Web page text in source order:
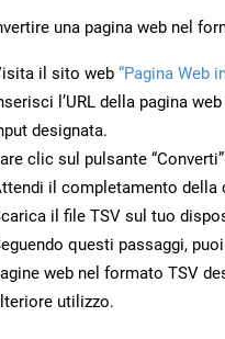
una pagina web nel
il sito web “Pagina Web
l’URL della pagina
designata.
clic sul pulsante
il completamento della
il file TSV sul tuo
questi passaggi,
web nel formato TSV
utilizzo.